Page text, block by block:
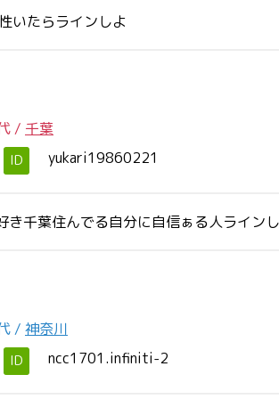
いたらラインしよ
/ 千葉
ID yukari19860221
き千葉住んでる自分に自信ぁる人ライン
/ 神奈川
ID ncc1701.infiniti-2